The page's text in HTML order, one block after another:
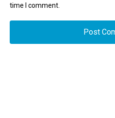
time I comment.